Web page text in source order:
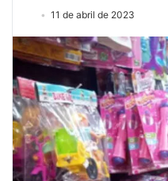
11 de abril de 2023